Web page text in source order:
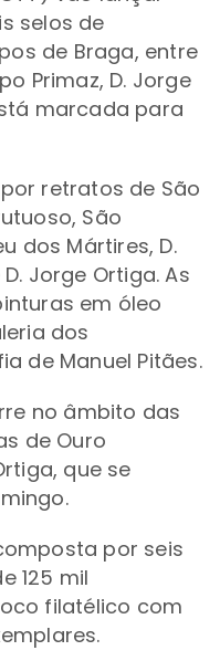
selos de
de Braga, entre
Primaz, D. Jorge
marcada para
retratos de São
São
dos Mártires, D.
Jorge Ortiga. As
em óleo
dos
de Manuel Pitães.
no âmbito das
de Ouro
que se
por seis
125 mil
filatélico com